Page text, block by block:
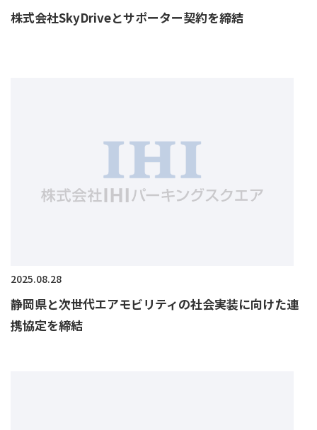
株式会社SkyDriveとサポーター契約を締結
2025.08.28
静岡県と次世代エアモビリティの社会実装に向けた連
携協定を締結